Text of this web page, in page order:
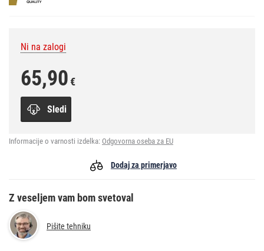
Ni na zalogi
65,90€
Sledi
Informacije o varnosti izdelka: Odgovorna oseba za EU
Dodaj za primerjavo
Z veseljem vam bom svetoval
Pišite tehniku